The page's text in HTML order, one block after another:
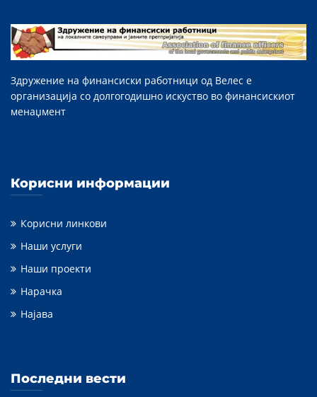
Здружение на финансиски работници од Велес е
организација со долгогодишно искуство во финансискиот
менаџмент
Корисни информации
Корисни линкови
Наши услуги
Наши проекти
Нарачка
Најава
Последни вести